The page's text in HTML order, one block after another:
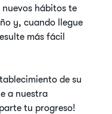
nuevos hábitos te
y, cuando llegue
más fácil
de su
a nuestra
tu progreso!